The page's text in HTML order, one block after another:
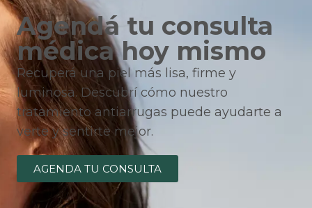
Agendá tu consulta
médica hoy mismo
Recuperá una piel más lisa, firme y
luminosa. Descubrí cómo nuestro
tratamiento antiarrugas puede ayudarte a
verte y sentirte mejor.
AGENDA TU CONSULTA